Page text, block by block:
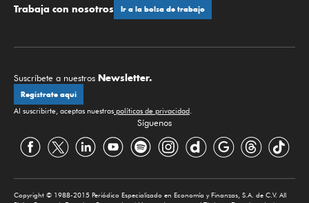
Trabaja con nosotros Ir a la bolsa de trabajo
Suscríbete a nuestros Newsletter.
Regístrate aquí
Al suscribirte, aceptas nuestras políticas de privacidad
Síguenos
Copyright © 1988-2015 Periódico Especializado en Economía y Finanzas, S.A. de C.V. All